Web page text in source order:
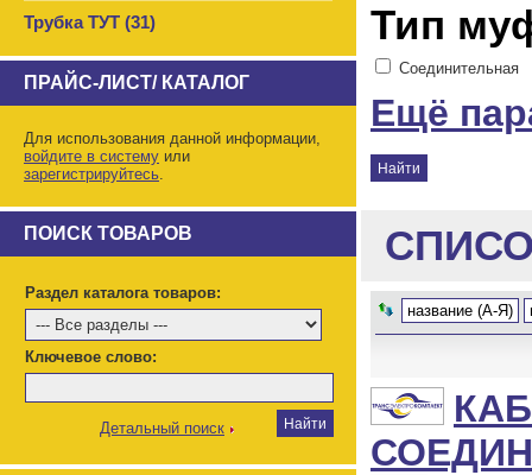
Трубка ТУТ (31)
ПРАЙС-ЛИСТ/ КАТАЛОГ
Для использования данной информации,
войдите в систему или
зарегистрируйтесь.
ПОИСК ТОВАРОВ
Раздел каталога товаров:
Ключевое слово:
Детальный поиск
Тип
Соединительная
Ещё
название (А-Я)